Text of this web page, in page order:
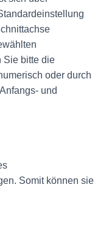
Sie bitte die
oder durch
und
Somit können sie